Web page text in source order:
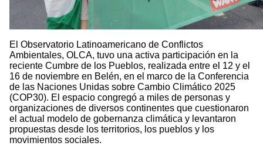
El Observatorio Latinoamericano de Conflictos
Ambientales, OLCA, tuvo una activa participación en la
reciente Cumbre de los Pueblos, realizada entre el 12 y el
16 de noviembre en Belén, en el marco de la Conferencia
de las Naciones Unidas sobre Cambio Climático 2025
(COP30). El espacio congregó a miles de personas y
organizaciones de diversos continentes que cuestionaron
el actual modelo de gobernanza climática y levantaron
propuestas desde los territorios, los pueblos y los
movimientos sociales.